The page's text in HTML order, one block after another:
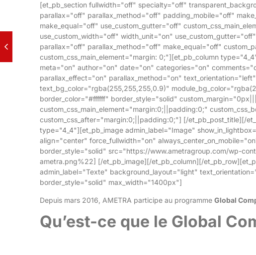
[et_pb_section fullwidth="off" specialty="off"
parallax="off" parallax_method="off" padding_mobile="off"
make_equal="off" use_custom_gutter="off"
use_custom_width="off" width_unit="on"
parallax="off" parallax_method="off" make_equal="off"
custom_css_main_element="margin: 0;"][et_pb_column
meta="on" author="on" date="on" categories="on"
parallax_effect="on" parallax_method="on"
text_bg_color="rgba(255,255,255,0.9)"
border_color="#ffffff" border_style="solid"
custom_css_main_element="margin:0;||padding:0;"
custom_css_after="margin:0;||padding:0;"] [/et_pb_post_title][/
type="4_4"][et_pb_image admin_label="Image"
align="center" force_fullwidth="on"
border_style="solid" src="https://www.ametragroup.com/wp-
ametra.png%22] [/et_pb_image][/et_pb_column][/
admin_label="Texte" background_layout="light"
border_style="solid" max_width="1400px"]
Depuis mars 2016, AMETRA participe au programme Global
Qu’est-ce que le Global